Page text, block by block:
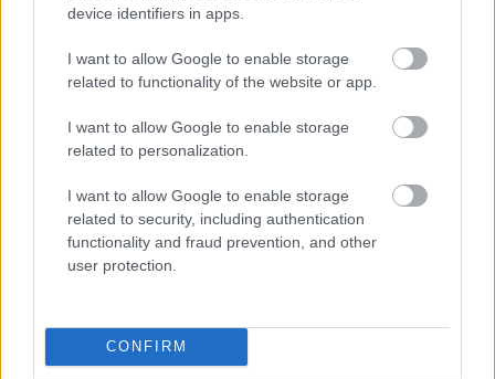
device identifiers in apps.
I want to allow Google to enable storage
related to functionality of the website or app.
I want to allow Google to enable storage
related to personalization.
I want to allow Google to enable storage
related to security, including authentication
functionality and fraud prevention, and other
user protection.
CONFIRM
HÍRLEVÉL
E-mail cím